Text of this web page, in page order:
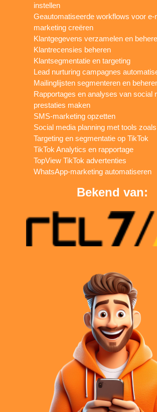
instellen
Geautomatiseerde workflows voor e-
marketing creëren
Klantgegevens verzamelen en
Klantrecensies beheren
Klantsegmentatie en targeting
Lead nurturing campagnes
Mailinglijsten segmenteren en
Rapportages en analyses van social
prestaties maken
SMS-marketing opzetten
Social media planning met tools
Targeting en segmentatie op TikTok
TikTok Analytics en rapportage
TopView TikTok advertenties
WhatsApp-marketing automatiseren
Bekend van: